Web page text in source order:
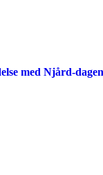
med Njård-dagen